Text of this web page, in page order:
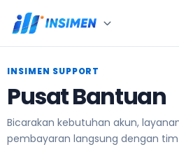
INSIMEN SUPPORT
Pusat Bantuan
Bicarakan kebutuhan akun,
pembayaran langsung dengan